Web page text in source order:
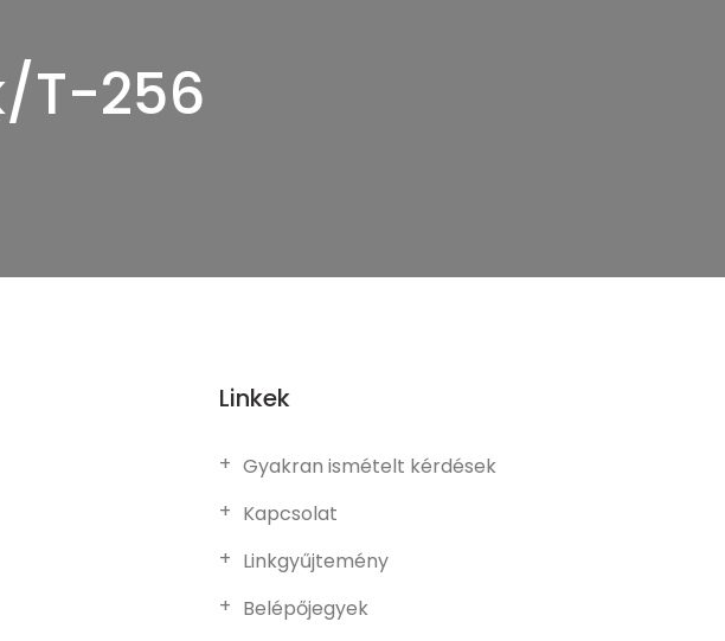
T-256
Linkek
Gyakran ismételt kérdések
Kapcsolat
Linkgyűjtemény
Belépőjegyek